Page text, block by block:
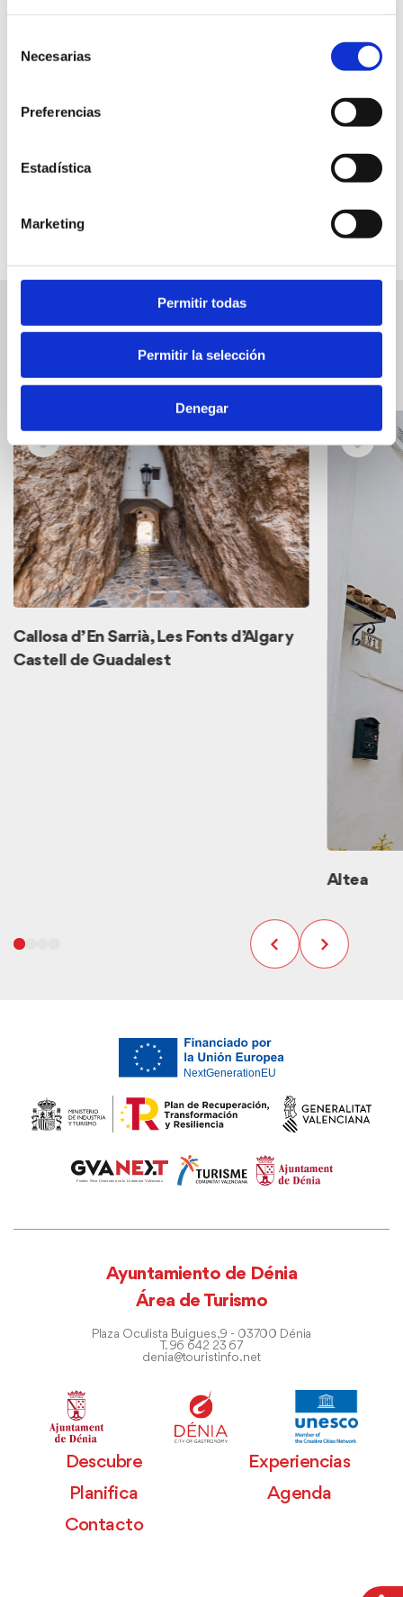
Necesarias
Preferencias
Estadística
Marketing
Permitir todas
Permitir la selección
Denegar
Otras rutas de interés
Callosa d’En Sarrià, Les Fonts d’Algar y
Castell de Guadalest
Altea
Ayuntamiento de Dénia
Área de Turismo
Plaza Oculista Buigues, 9 - 03700 Dénia
T. 96 642 23 67
denia@touristinfo.net
Descubre
Experiencias
Planifica
Agenda
Contacto